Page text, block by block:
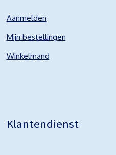
Aanmelden
Mijn bestellingen
Winkelmand
Klantendienst